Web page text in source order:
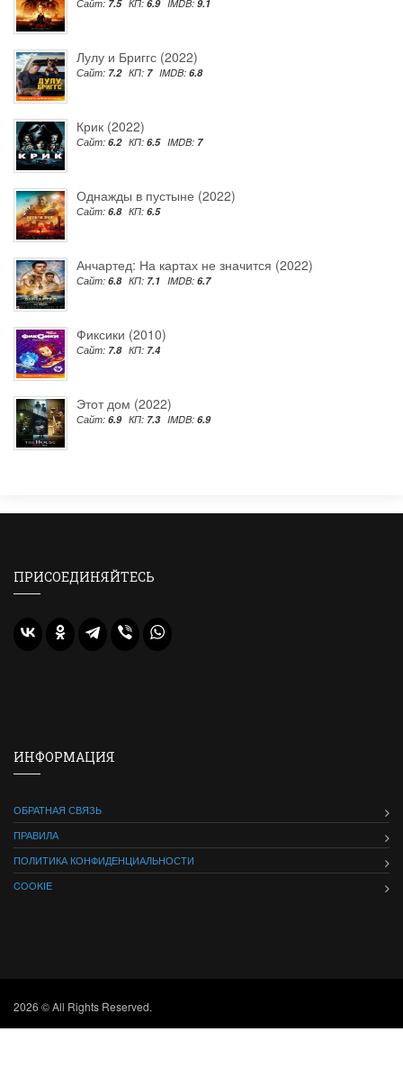
Сайт: 7.5 КП: 6.9 IMDB: 9.1
Лулу и Бриггс (2022)
Сайт: 7.2 КП: 7 IMDB: 6.8
Крик (2022)
Сайт: 6.2 КП: 6.5 IMDB: 7
Однажды в пустыне (2022)
Сайт: 6.8 КП: 6.5
Анчартед: На картах не значится (2022)
Сайт: 6.8 КП: 7.1 IMDB: 6.7
Фиксики (2010)
Сайт: 7.8 КП: 7.4
Этот дом (2022)
Сайт: 6.9 КП: 7.3 IMDB: 6.9
ПРИСОЕДИНЯЙТЕСЬ
ИНФОРМАЦИЯ
ОБРАТНАЯ СВЯЗЬ
ПРАВИЛА
ПОЛИТИКА КОНФИДЕНЦИАЛЬНОСТИ
COOKIE
2026 © All Rights Reserved.